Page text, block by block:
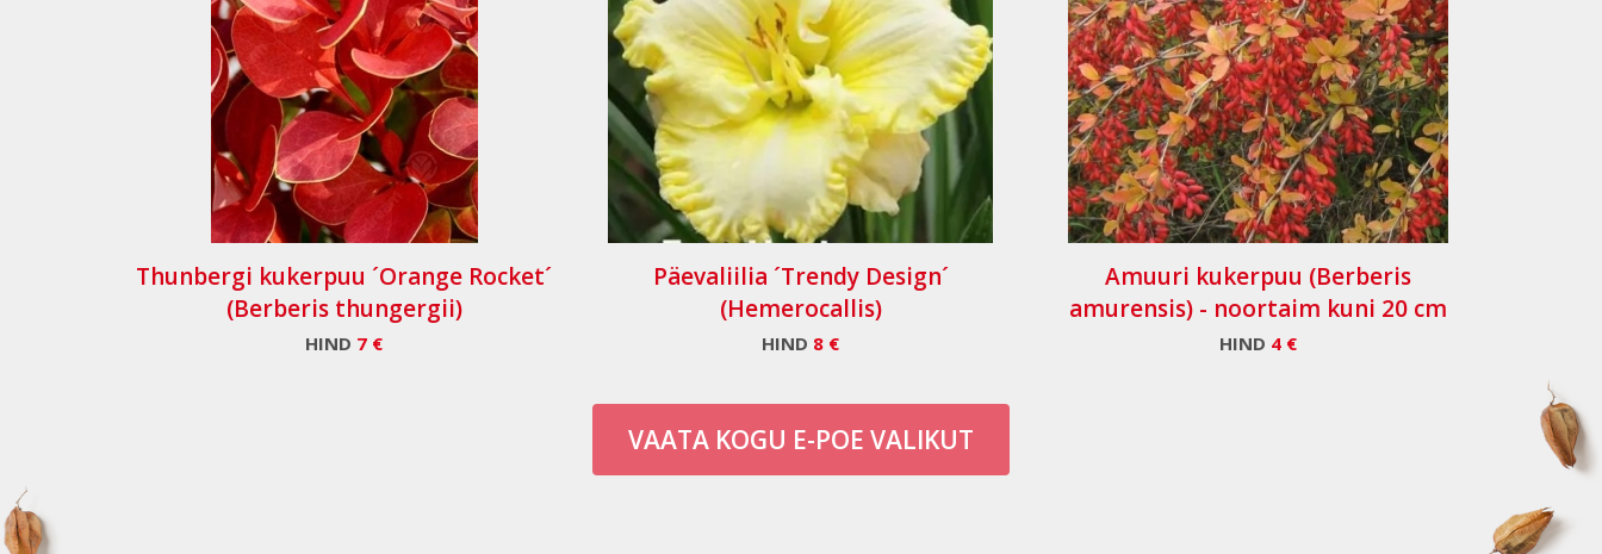
Thunbergi kukerpuu ´Orange Rocket´
(Berberis thungergii)
HIND 7 €
Päevaliilia ´Trendy Design´
(Hemerocallis)
HIND 8 €
Amuuri kukerpuu (Berberis
amurensis) - noortaim kuni 20 cm
HIND 4 €
VAATA KOGU E-POE VALIKUT